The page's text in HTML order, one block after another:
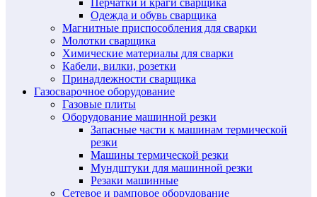
Перчатки и краги сварщика
Одежда и обувь сварщика
Магнитные приспособления для сварки
Молотки сварщика
Химические материалы для сварки
Кабели, вилки, розетки
Принадлежности сварщика
Газосварочное оборудование
Газовые плиты
Оборудование машинной резки
Запасные части к машинам термической
резки
Машины термической резки
Мундштуки для машинной резки
Резаки машинные
Сетевое и рамповое оборудование